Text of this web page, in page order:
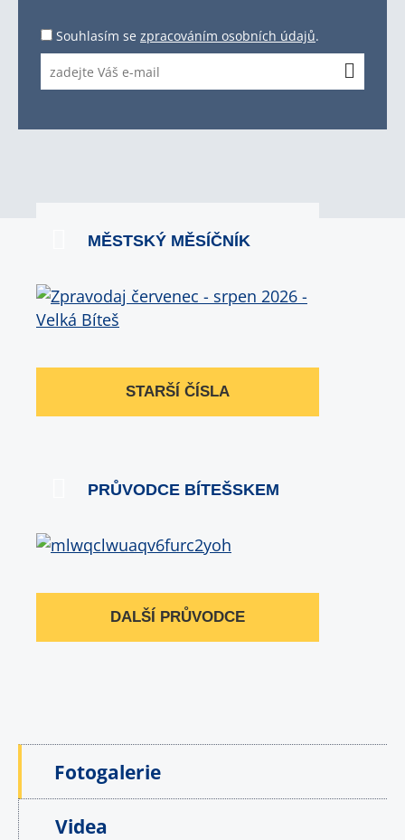
Souhlasím se zpracováním osobních údajů.
MĚSTSKÝ MĚSÍČNÍK
STARŠÍ ČÍSLA
PRŮVODCE BÍTEŠSKEM
DALŠÍ PRŮVODCE
Fotogalerie
Videa